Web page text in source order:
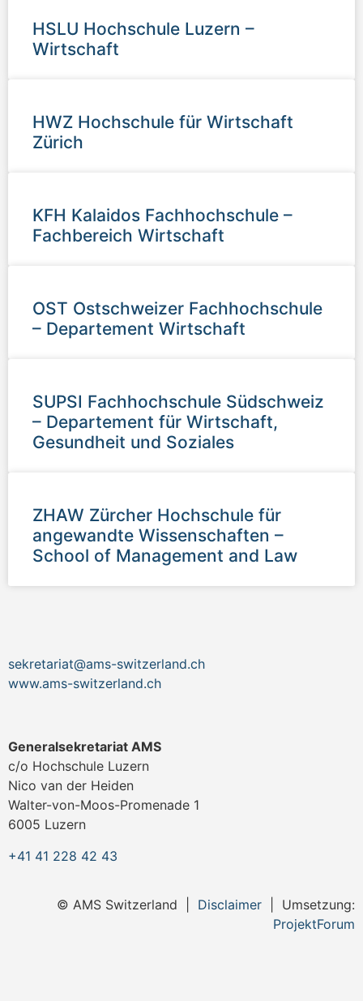
HSLU Hochschule Luzern –
Wirtschaft
HWZ Hochschule für Wirtschaft
Zürich
KFH Kalaidos Fachhochschule –
Fachbereich Wirtschaft
OST Ostschweizer Fachhochschule
– Departement Wirtschaft
SUPSI Fachhochschule Südschweiz
– Departement für Wirtschaft,
Gesundheit und Soziales
ZHAW Zürcher Hochschule für
angewandte Wissenschaften –
School of Management and Law
sekretariat@ams-switzerland.ch
www.ams-switzerland.ch
Generalsekretariat AMS
c/o Hochschule Luzern
Nico van der Heiden
Walter-von-Moos-Promenade 1
6005 Luzern
+41 41 228 42 43
© AMS Switzerland | Disclaimer | Umsetzung:
ProjektForum